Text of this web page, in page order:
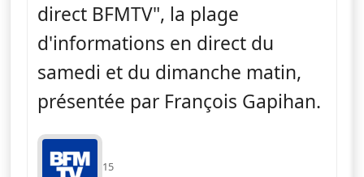
direct BFMTV", la plage
d'informations en direct du
samedi et du dimanche matin,
présentée par François Gapihan.
15